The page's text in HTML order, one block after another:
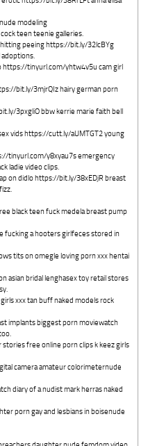
modeling
teen teenie galleries.
peeing https://bit.ly/32lcBYg
https://tinyurl.com/yhtw4v5u cam girl
bit.ly/3mjrQIz hairy german porn
3pxgliO bbw kerrie marie faith bell
vids https://cutt.ly/aUMTGT2 young
tinyurl.com/y8xyau7s emergency
ladie video clips.
on didlo https://bit.ly/38xEDjR breast
black teen fuck medela breast pump
fucking a hooters girlfeces stored in
tits on omegle loving porn xxx hentai
asian bridal lenghasex toy retail stores
xxx tan buff naked models rock
implants biggest porn moviewatch
free online porn clips k keez girls
camera amateur colorimeternude
diary of a nudist mark herras naked
porn gay and lesbians in boisenude